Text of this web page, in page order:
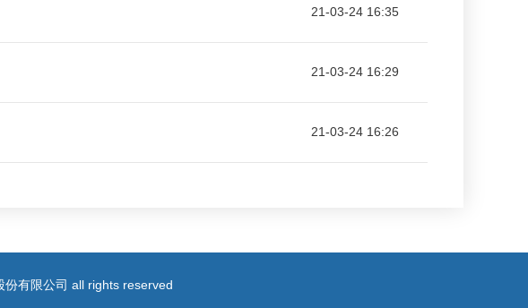
21-03-24 16:35
21-03-24 16:29
21-03-24 16:26
有限公司 all rights reserved